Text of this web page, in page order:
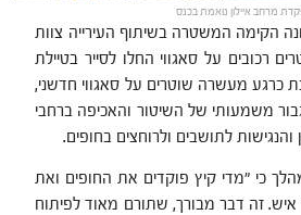
מרחב איילון נואמת בכנס
הקימה המשטרה בשיתוף העירייה צוות
רכובים על סאגווי החלו לסייר בטיילת
כרגע מעשרה שוטרים על סאגווי חדשני,
משמעותי של השיטור והאכיפה ברחבי
לתושבים ולרוחצים בחופים.
כי "מדי קיץ פוקדים את החופים ואת
איש. זה דבר מבורך, שתורם מאוד לפיתוח